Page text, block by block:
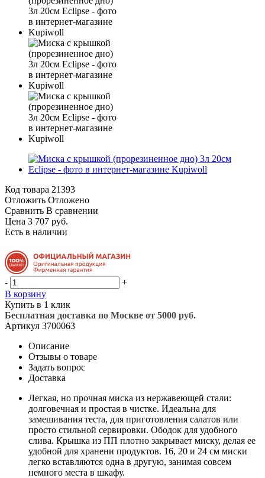
Код товара 21393
Отложить Отложено
Сравнить В сравнении
Цена 3 707 руб.
Есть в наличии
-
+
В корзину
Купить в 1 клик
Бесплатная доставка по Москве от 5000 руб.
Артикул 3700063
Описание
Отзывы о товаре
Задать вопрос
Доставка
Легкая, но прочная миска из нержавеющей стали:
долговечная и простая в чистке. Идеальна для
замешивания теста, для приготовления салатов или
просто стильной сервировки. Ободок для удобного
слива. Крышка из ПП плотно закрывает миску, делая ее
удобной для хранени продуктов. 16, 20 и 24 см миски
легко вставляются одна в другую, занимая совсем
немного места в шкафу.